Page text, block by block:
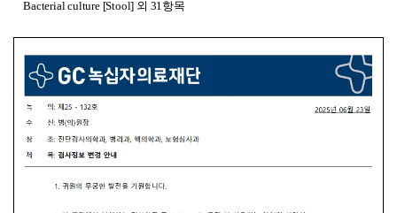
Bacterial culture [Stool] 외 31항목